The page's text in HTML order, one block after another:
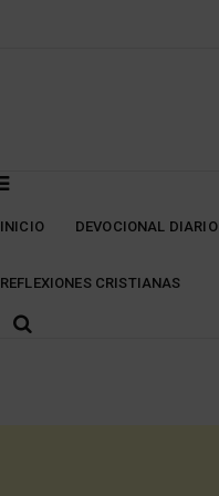
INICIO DEVOCIONAL DIARIO
REFLEXIONES CRISTIANAS